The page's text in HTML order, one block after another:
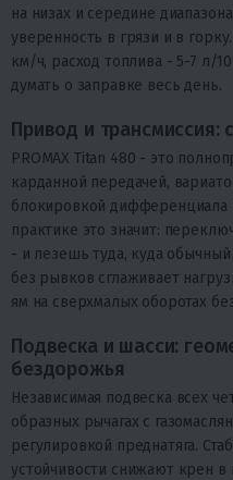
на низах и середине
уверенность в грязи и в
км/ч, расход топлива - 5-7 л/
думать о заправке весь день.
Привод и трансмиссия:
PROMAX Titan 480 - это
карданной передачей,
блокировкой дифференциала
практике это значит:
- и лезешь туда, куда
без рывков сглаживает
ям на сверхмалых оборотах
Подвеска и шасси:
бездорожья
Независимая подвеска всех
образных рычагах с
регулировкой преднатяга.
устойчивости снижают крен в